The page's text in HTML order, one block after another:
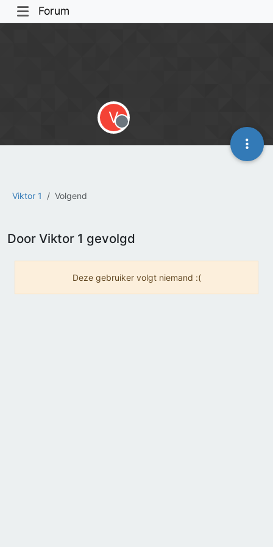
Forum
Viktor 1 Volgend
V
Offline
Door Viktor 1 gevolgd
Deze gebruiker volgt niemand :(